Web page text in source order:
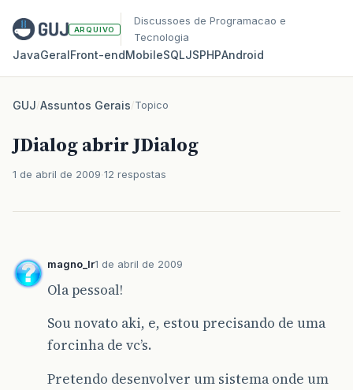
ARQUIVO
Discussoes de Programacao e
Tecnologia
JavaGeralFront‑endMobileSQLJSPHPAndroid
GUJ/Assuntos Gerais/Topico
JDialog abrir JDialog
1 de abril de 2009 12 respostas
magno_lr1 de abril de 2009
Ola pessoal!
Sou novato aki, e, estou precisando de uma
forcinha de vc’s.
Pretendo desenvolver um sistema onde um